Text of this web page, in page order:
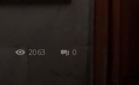
2063 0